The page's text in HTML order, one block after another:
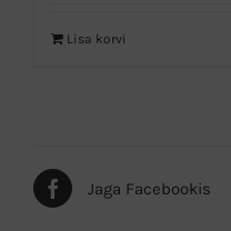
Lisa korvi
Jaga Facebookis